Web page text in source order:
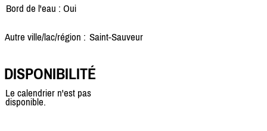
Bord de l'eau : Oui
Autre ville/lac/région : Saint-Sauveur
DISPONIBILITÉ
Le calendrier n'est pas
disponible.